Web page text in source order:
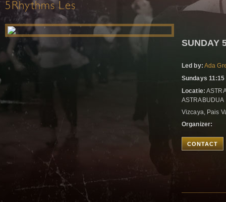
5Rhythms Les
SUNDAY
Led by: Ada
Sundays
Locatie:
ASTRABUDUA
Vizcaya, Pais
Organizer:
CONTACT